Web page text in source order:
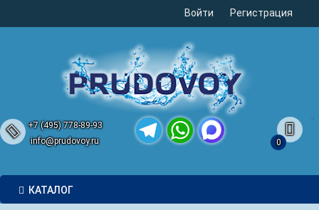
Войти Регистрация
+7 (495) 778-89-93
info@prudovoy.ru
0
КАТАЛОГ